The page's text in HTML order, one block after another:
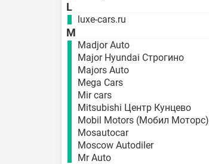
L
luxe-cars.ru
M
Madjor Auto
Major Hyundai Строгино
Majors Auto
Mega Cars
Mir cars
Mitsubishi Центр Кунцево
Mobil Motors (Мобил Моторс)
Mosautocar
Moscow Autodiler
Mr Auto